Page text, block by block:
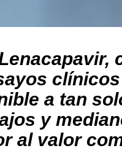
a tan
y
al valor